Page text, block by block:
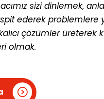
sizi dinlemek,
ederek problemlere
kalıcı çözümler üreterek
olmak.